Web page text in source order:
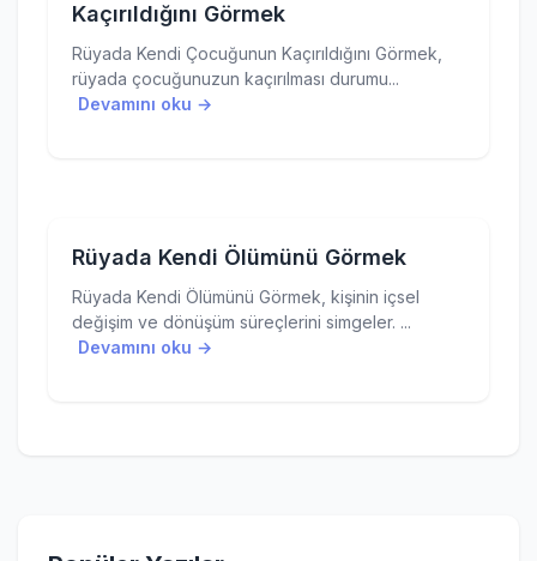
Kaçırıldığını Görmek
Rüyada Kendi Çocuğunun Kaçırıldığını Görmek,
rüyada çocuğunuzun kaçırılması durumu...
Devamını oku →
Rüyada Kendi Ölümünü Görmek
Rüyada Kendi Ölümünü Görmek, kişinin içsel
değişim ve dönüşüm süreçlerini simgeler. ...
Devamını oku →